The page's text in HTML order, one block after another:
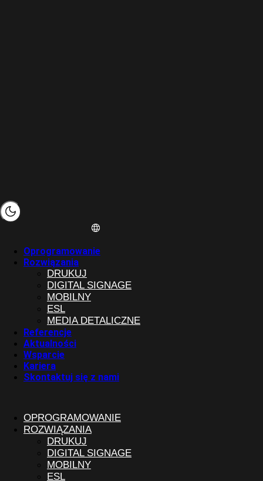
Oprogramowanie
Rozwiązania
DRUKUJ
DIGITAL SIGNAGE
MOBILNY
ESL
MEDIA DETALICZNE
Referencje
Aktualności
Wsparcie
Kariera
Skontaktuj się z nami
OPROGRAMOWANIE
ROZWIĄZANIA
DRUKUJ
DIGITAL SIGNAGE
MOBILNY
ESL